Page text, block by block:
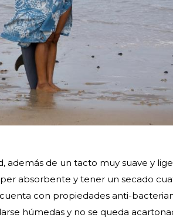
además de un tacto muy suave y
absorbente y tener un secado
con propiedades anti-
húmedas y no se queda